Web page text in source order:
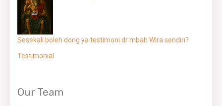
Sesekali boleh dong ya testimoni dr mbah Wira sendiri?
Testimonial
Our Team